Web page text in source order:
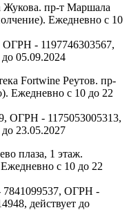
пр-т Маршала
Ежедневно с 10
- 1197746303567,
05.09.2024
Fortwine Реутов. пр-
Ежедневно с 10 до 22
- 1175053005313,
23.05.2027
плаза, 1 этаж.
с 10 до 22
ОГРН -
действует до